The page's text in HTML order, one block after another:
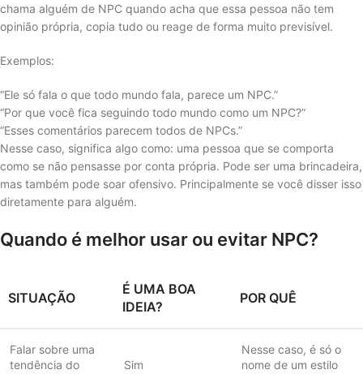
chama alguém de NPC quando acha que essa pessoa não tem
opinião própria, copia tudo ou reage de forma muito previsível.
Exemplos:
“Ele só fala o que todo mundo fala, parece um NPC.”
“Por que você fica seguindo todo mundo como um NPC?”
“Esses comentários parecem todos de NPCs.”
Nesse caso, significa algo como: uma pessoa que se comporta
como se não pensasse por conta própria. Pode ser uma brincadeira,
mas também pode soar ofensivo. Principalmente se você disser isso
diretamente para alguém.
Quando é melhor usar ou evitar NPC?
SITUAÇÃO
É UMA BOA
IDEIA?
POR QUÊ
Falar sobre uma
tendência do
Sim
Nesse caso, é só o
nome de um estilo